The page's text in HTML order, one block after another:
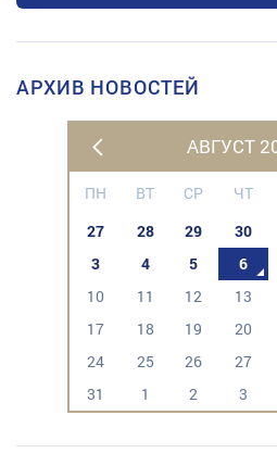
АРХИВ НОВОСТЕЙ
АВГУСТ
ПН ВТ СР ЧТ
27
28 29 30
3
4 5 6
10
11 12 13
17
18 19 20
24
25 26 27
31
1 2 3